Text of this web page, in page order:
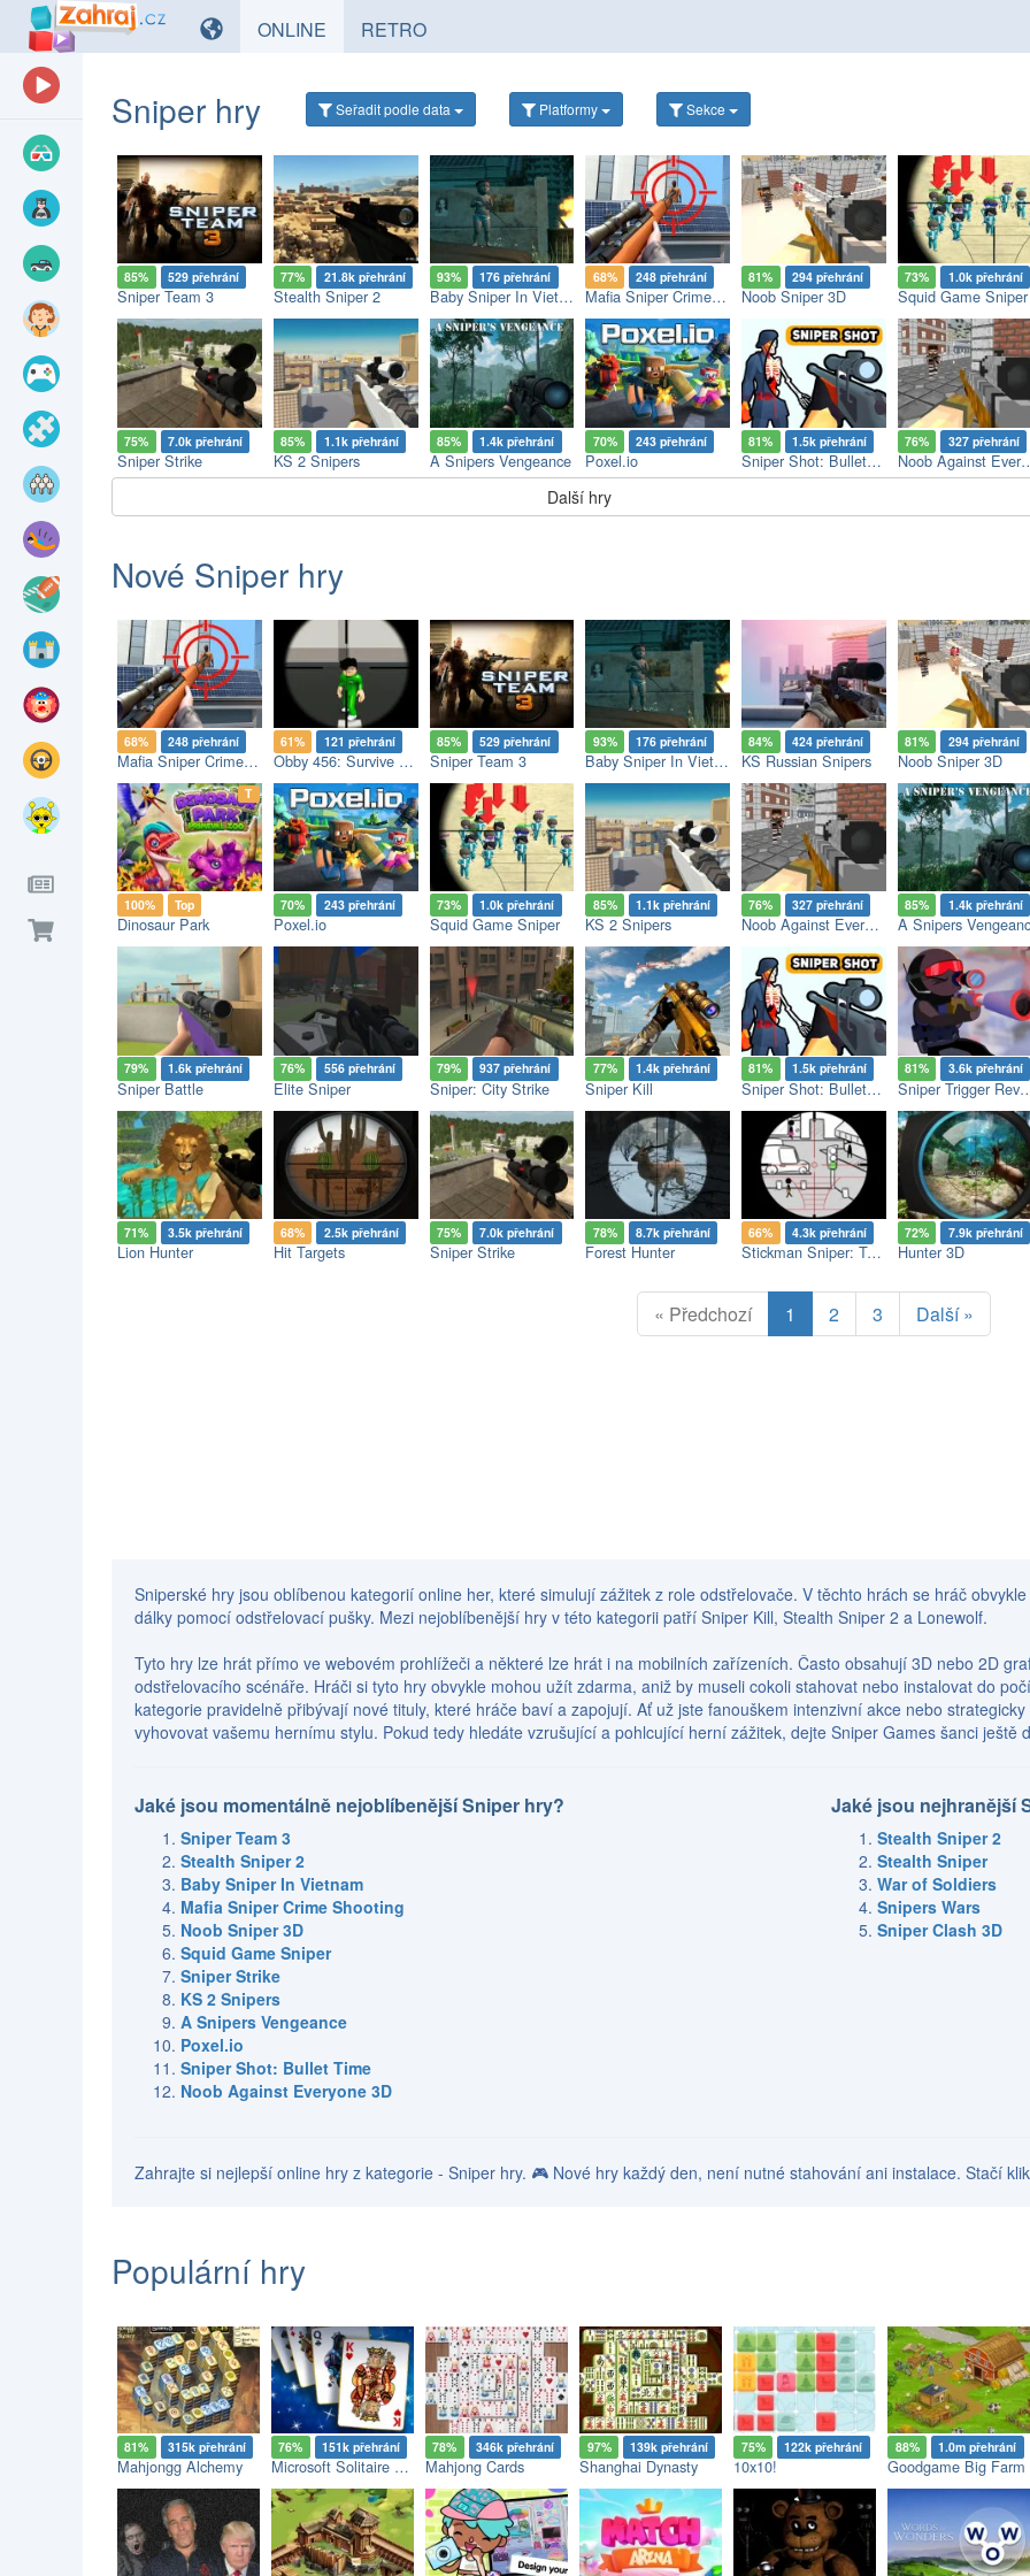
ONLINE HRYRETROHRY
Sniper hry Seřaditpodle data Platformy Sekce
85% 529 přehrání
Sniper Team 3
77% 21.8k přehrání
Stealth Sniper 2
93% 176 přehrání
Baby Sniper In Vietnam
68% 248 přehrání
Mafia Sniper Crime Shooting
81% 294 přehrání
Noob Sniper 3D
73% 1.0k přehrání
Squid Game Sniper
75% 7.0k přehrání
Sniper Strike
85% 1.1k přehrání
KS 2 Snipers
85% 1.4k přehrání
A Snipers Vengeance
70% 243 přehrání
Poxel.io
81% 1.5k přehrání
Sniper Shot: Bullet Time
76% 327 přehrání
Noob
Další hry
Nové Sniper hry
68% 248 přehrání
Mafia Sniper Crime Shooting
61% 121 přehrání
Obby 456: Survive The Sniper in Squid Game
85% 529 přehrání
Sniper Team 3
93% 176 přehrání
Baby Sniper In Vietnam
84% 424 přehrání
KS Russian Snipers
81% 294 přehrání
Noob Sniper 3D
Top
100% Top
Dinosaur Park
70% 243 přehrání
Poxel.io
73% 1.0k přehrání
Squid Game Sniper
85% 1.1k přehrání
KS 2 Snipers
76% 327 přehrání
Noob Against Everyone 3D
85% 1.4k přehrání
A Snipers
79% 1.6k přehrání
Sniper Battle
76% 556 přehrání
Elite Sniper
79% 937 přehrání
Sniper: City Strike
77% 1.4k přehrání
Sniper Kill
81% 1.5k přehrání
Sniper Shot: Bullet Time
81% 3.6k přehrání
Sniper
71% 3.5k přehrání
Lion Hunter
68% 2.5k přehrání
Hit Targets
75% 7.0k přehrání
Sniper Strike
78% 8.7k přehrání
Forest Hunter
66% 4.3k přehrání
Stickman Sniper: Tap To Kill
72% 7.9k přehrání
Hunter 3D
« Předchozí 1 2 3 Další »
Sniperské hry jsou oblíbenou kategorií online her, které simulují zážitek z role odstřelovače. V těchto hrách se hráč
dálky pomocí odstřelovací pušky. Mezi nejoblíbenější hry v této kategorii patří Sniper Kill, Stealth Sniper 2 a Lonewolf.
Tyto hry lze hrát přímo ve webovém prohlížeči a některé lze hrát i na mobilních zařízeních. Často obsahují 3D nebo 2D
odstřelovacího scénáře. Hráči si tyto hry obvykle mohou užít zdarma, aniž by museli cokoli stahovat nebo instalovat do
kategorie pravidelně přibývají nové tituly, které hráče baví a zapojují. Ať už jste fanouškem intenzivní akce nebo
vyhovovat vašemu hernímu stylu. Pokud tedy hledáte vzrušující a pohlcující herní zážitek, dejte Sniper Games šanci ještě
Jaké jsou momentálně nejoblíbenější Sniper hry?
Sniper Team 3
Stealth Sniper 2
Baby Sniper In Vietnam
Mafia Sniper Crime Shooting
Noob Sniper 3D
Squid Game Sniper
Sniper Strike
KS 2 Snipers
A Snipers Vengeance
Poxel.io
Sniper Shot: Bullet Time
Noob Against Everyone 3D
Jaké jsou nejhranější
Stealth Sniper 2
Stealth Sniper
War of Soldiers
Snipers Wars
Sniper Clash 3D
Zahrajte si nejlepší online hry z kategorie - Sniper hry. 🎮 Nové hry každý den, není nutné stahování ani instalace. Stačí
Populární hry
81% 315k přehrání
Mahjongg Alchemy
76% 151k přehrání
Microsoft Solitaire Collection
78% 346k přehrání
Mahjong Cards
97% 139k přehrání
Shanghai Dynasty
75% 122k přehrání
10x10!
88% 1.0m přehrání
Goodgame Big Farm